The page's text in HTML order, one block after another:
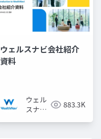
ウェルスナビ会社紹介
資料
ウェル
スナビ
883.3K